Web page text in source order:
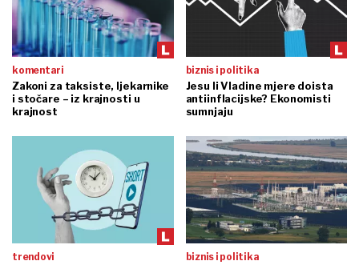
komentari
Zakoni za taksiste, ljekarnike
i stočare – iz krajnosti u
krajnost
biznis i politika
Jesu li Vladine mjere doista
antiinflacijske? Ekonomisti
sumnjaju
trendovi biznis i politika